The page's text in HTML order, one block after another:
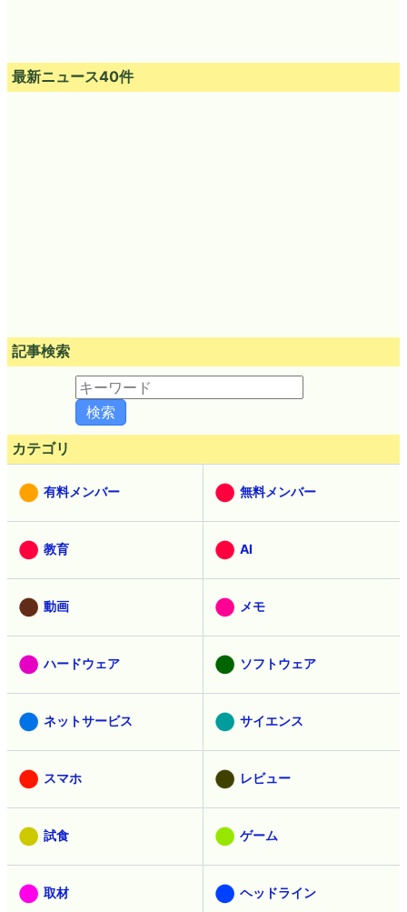
最新ニュース40件
記事検索
カテゴリ
有料メンバー 無料メンバー
教育 AI
動画 メモ
ハードウェア ソフトウェア
ネットサービス サイエンス
スマホ レビュー
試食 ゲーム
取材 ヘッドライン